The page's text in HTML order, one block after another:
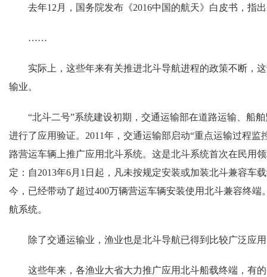
去年12月，国务院发布《2016中国的航天》白皮书，指
……
实际上，这些年来有关推进北斗导航进程的政策不断，这
输业。
“北斗二号”系统建设初期，交通运输部在道路运输、船舶
进行了应用验证。2011年，交通运输部启动“重点运输过程
路营运车辆上推广应用北斗系统。这是北斗系统首次在民用
定：自2013年6月1日起，凡未按规定安装或加装北斗兼容车
今，已经带动了超过400万辆营运车辆安装使用北斗兼容终
航系统。
除了交通运输业，渔业也是北斗导航已得到比较广泛应用
这些年来，各渔业大省大力推广应用北斗船载终端，有的